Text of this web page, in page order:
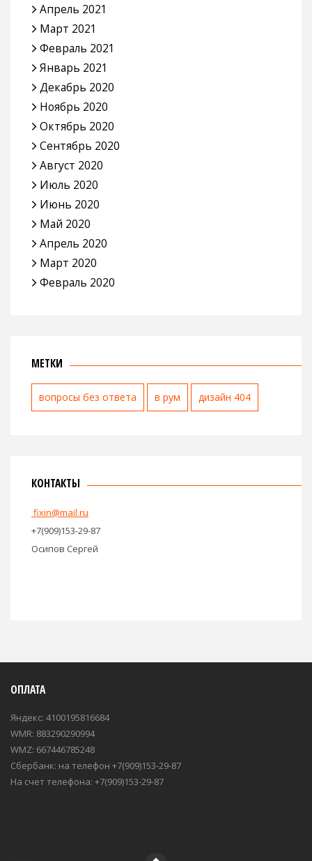
Апрель 2021
Март 2021
Февраль 2021
Январь 2021
Декабрь 2020
Ноябрь 2020
Октябрь 2020
Сентябрь 2020
Август 2020
Июль 2020
Июнь 2020
Май 2020
Апрель 2020
Март 2020
Февраль 2020
МЕТКИ
вопросы без ответа в рум дизайн 404
КОНТАКТЫ
fixin@mail.ru
+7(909)153-29-87
Осипов Сергей
ОПЛАТА
Яндекс: 4100195816684
WMR: 883290290994
WMZ: 667446785248
Сбербанк: на телефон +7(909)153-29-87
На счет телефона: +7(909)153-29-87